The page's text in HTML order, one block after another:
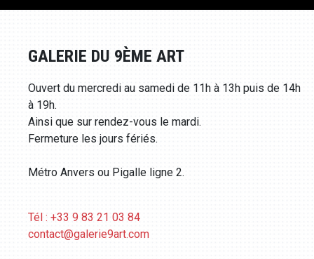
GALERIE DU 9ÈME ART
Ouvert du mercredi au samedi de 11h à 13h puis de 14h
à 19h.
Ainsi que sur rendez-vous le mardi.
Fermeture les jours fériés.
Métro Anvers ou Pigalle ligne 2.
Tél : +33 9 83 21 03 84
contact@galerie9art.com